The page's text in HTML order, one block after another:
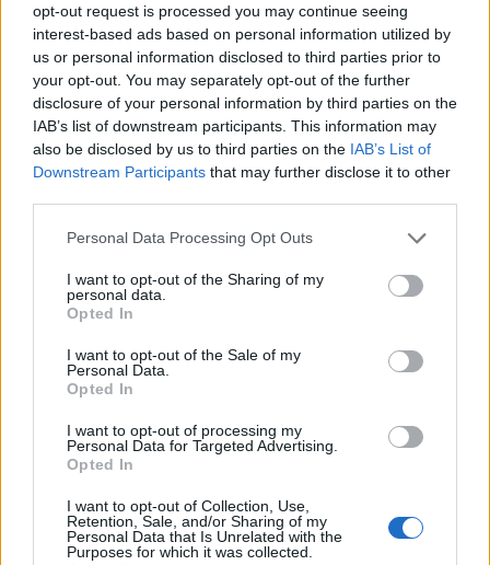
opt-out request is processed you may continue seeing
interest-based ads based on personal information utilized by
us or personal information disclosed to third parties prior to
your opt-out. You may separately opt-out of the further
disclosure of your personal information by third parties on the
IAB’s list of downstream participants. This information may
also be disclosed by us to third parties on the IAB’s List of
Downstream Participants that may further disclose it to other
Personal Data Processing Opt Outs
I want to opt-out of the Sharing of my
personal data.
Opted In
I want to opt-out of the Sale of my
Personal Data.
Opted In
I want to opt-out of processing my
Personal Data for Targeted Advertising.
Opted In
I want to opt-out of Collection, Use,
Retention, Sale, and/or Sharing of my
Personal Data that Is Unrelated with the
Purposes for which it was collected.
Com entrada gratuita, a “Unlimited Future”
proporcionará orientação especializada para a
criação de currículos e perfis na rede social LinkedIn e
outras ferramentas indispensáveis para o ingresso no
mercado de trabalho, bem como a possibilidade de
beneficiar de um ano de propinas de mestrado ou de
pós-graduação (mediante um pré-registo).
a maior Feira de Mestrados e Pós-graduações vai
percorrer o País, passando ainda por Porto (11 de
fevereiro), Aveiro (13 de fevereiro), Coimbra (20 de
fevereiro), Lisboa (27 de fevereiro), Braga (6 de
março), Faro (13 de março), Setúbal (18 de março),
Leiria (20 de março) e Coimbra (29 de abril). A UTAD
marcará presença nas edições de Aveiro, Braga e
2.º ciclo.